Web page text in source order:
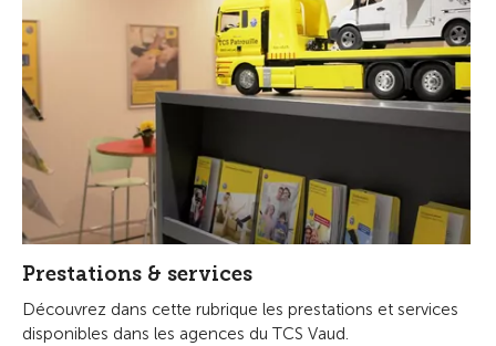
Prestations & services
Découvrez dans cette rubrique les prestations et services
disponibles dans les agences du TCS Vaud.